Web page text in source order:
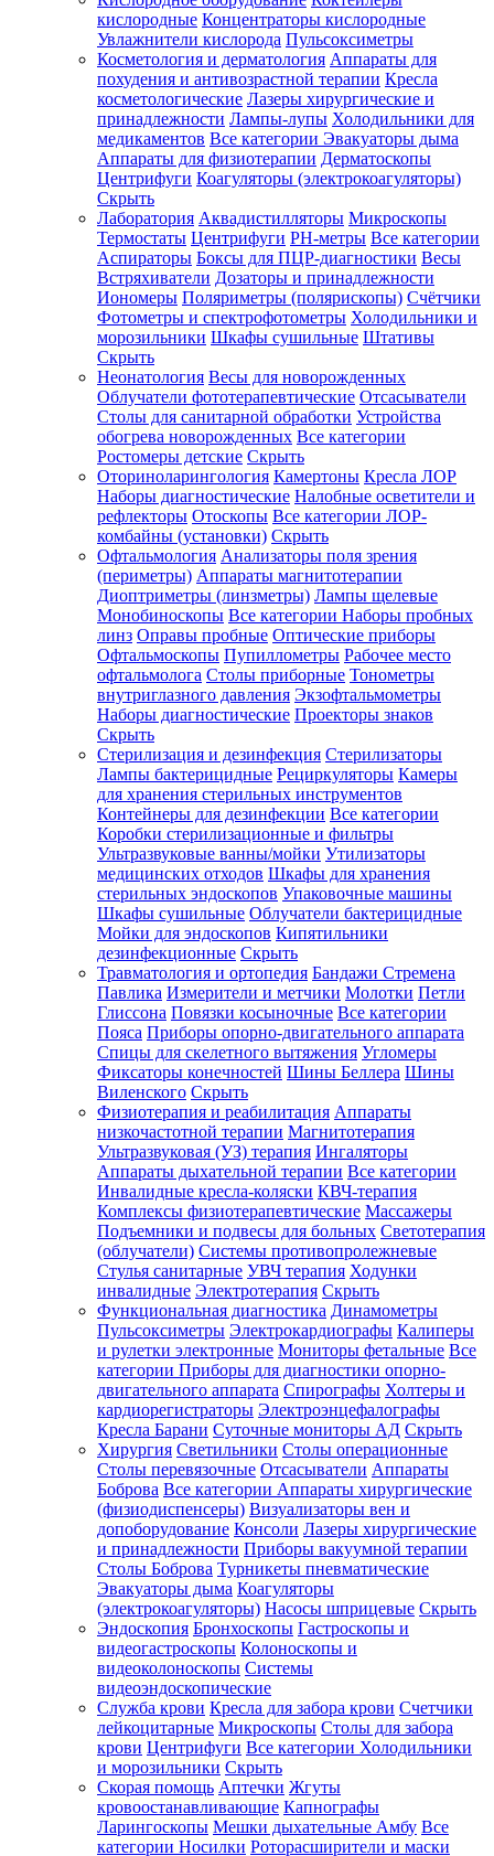
Зарегистрироваться
Зачем
регистрироваться?
Все
покупки
одном
месте
Личный
менеджер
Отслеживание
статуса
заказа
кислородные Концентраторы кислородные
Увлажнители кислорода Пульсоксиметры
Косметология и дерматология Аппараты для
похудения и антивозрастной терапии Кресла
косметологические Лазеры хирургические и
принадлежности Лампы-лупы Холодильники для
медикаментов Все категории Эвакуаторы дыма
Аппараты для физиотерапии Дерматоскопы
Центрифуги Коагуляторы (электрокоагуляторы)
Скрыть
Лаборатория Аквадистилляторы Микроскопы
Термостаты Центрифуги PH-метры Все категории
Аспираторы Боксы для ПЦР-диагностики Весы
Встряхиватели Дозаторы и принадлежности
Иономеры Поляриметры (полярископы) Счётчики
Фотометры и спектрофотометры Холодильники и
морозильники Шкафы сушильные Штативы
Скрыть
Неонатология Весы для новорожденных
Облучатели фототерапевтические Отсасыватели
Столы для санитарной обработки Устройства
обогрева новорожденных Все категории
Ростомеры детские Скрыть
Оториноларингология Камертоны Кресла ЛОР
Наборы диагностические Налобные осветители и
рефлекторы Отоскопы Все категории ЛОР-
комбайны (установки) Скрыть
Офтальмология Анализаторы поля зрения
(периметры) Аппараты магнитотерапии
Диоптриметры (линзметры) Лампы щелевые
Монобиноскопы Все категории Наборы пробных
линз Оправы пробные Оптические приборы
Офтальмоскопы Пупиллометры Рабочее место
офтальмолога Столы приборные Тонометры
внутриглазного давления Экзофтальмометры
Наборы диагностические Проекторы знаков
Скрыть
Стерилизация и дезинфекция Стерилизаторы
Лампы бактерицидные Рециркуляторы Камеры
для хранения стерильных инструментов
Контейнеры для дезинфекции Все категории
Коробки стерилизационные и фильтры
Ультразвуковые ванны/мойки Утилизаторы
медицинских отходов Шкафы для хранения
стерильных эндоскопов Упаковочные машины
Шкафы сушильные Облучатели бактерицидные
Мойки для эндоскопов Кипятильники
дезинфекционные Скрыть
Травматология и ортопедия Бандажи Стремена
Павлика Измерители и метчики Молотки Петли
Глиссона Повязки косыночные Все категории
Пояса Приборы опорно-двигательного аппарата
Спицы для скелетного вытяжения Угломеры
Фиксаторы конечностей Шины Беллера Шины
Виленского Скрыть
Физиотерапия и реабилитация Аппараты
низкочастотной терапии Магнитотерапия
Ультразвуковая (УЗ) терапия Ингаляторы
Аппараты дыхательной терапии Все категории
Инвалидные кресла-коляски КВЧ-терапия
Комплексы физиотерапевтические Массажеры
Подъемники и подвесы для больных Светотерапия
(облучатели) Системы противопролежневые
Стулья санитарные УВЧ терапия Ходунки
инвалидные Электротерапия Скрыть
Функциональная диагностика Динамометры
Пульсоксиметры Электрокардиографы Калиперы
и рулетки электронные Мониторы фетальные Все
категории Приборы для диагностики опорно-
двигательного аппарата Спирографы Холтеры и
кардиорегистраторы Электроэнцефалографы
Кресла Барани Суточные мониторы АД Скрыть
Хирургия Светильники Столы операционные
Столы перевязочные Отсасыватели Аппараты
Боброва Все категории Аппараты хирургические
(физиодиспенсеры) Визуализаторы вен и
допоборудование Консоли Лазеры хирургические
и принадлежности Приборы вакуумной терапии
Столы Боброва Турникеты пневматические
Эвакуаторы дыма Коагуляторы
(электрокоагуляторы) Насосы шприцевые Скрыть
Эндоскопия Бронхоскопы Гастроскопы и
видеогастроскопы Колоноскопы и
видеоколоноскопы Системы
видеоэндоскопические
Служба крови Кресла для забора крови Счетчики
лейкоцитарные Микроскопы Столы для забора
крови Центрифуги Все категории Холодильники
и морозильники Скрыть
Скорая помощь Аптечки Жгуты
кровоостанавливающие Капнографы
Ларингоскопы Мешки дыхательные Амбу Все
категории Носилки Роторасширители и маски